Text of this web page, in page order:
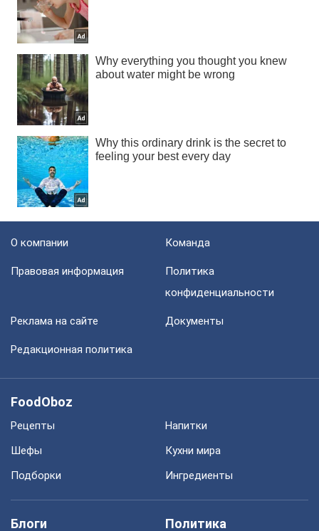
О компании Команда
Правовая информация
Политика
конфиденциальности
Реклама на сайте Документы
Редакционная политика
FoodOboz
Рецепты
Напитки
Шефы
Кухни мира
Подборки
Ингредиенты
Блоги Политика